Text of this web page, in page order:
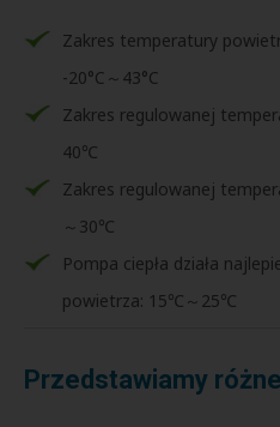
Zakres temperatury
-20°C～43°C
Zakres regulowanej
40℃
Zakres regulowanej
～30℃
Pompa ciepła działa
powietrza: 15℃～25℃
Przedstawiamy